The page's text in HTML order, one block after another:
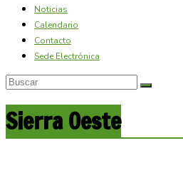
Noticias
Calendario
Contacto
Sede Electrónica
Sierra Oeste